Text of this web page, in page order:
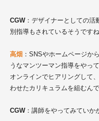
CGW：デザイナーとしての活
別指導もされているそうですね
高畑 ：SNSやホームページか
うなマンツーマン指導をやっ
オンラインでヒアリングして
わせたカリキュラムを組むんで
CGW：講師をやってみていか